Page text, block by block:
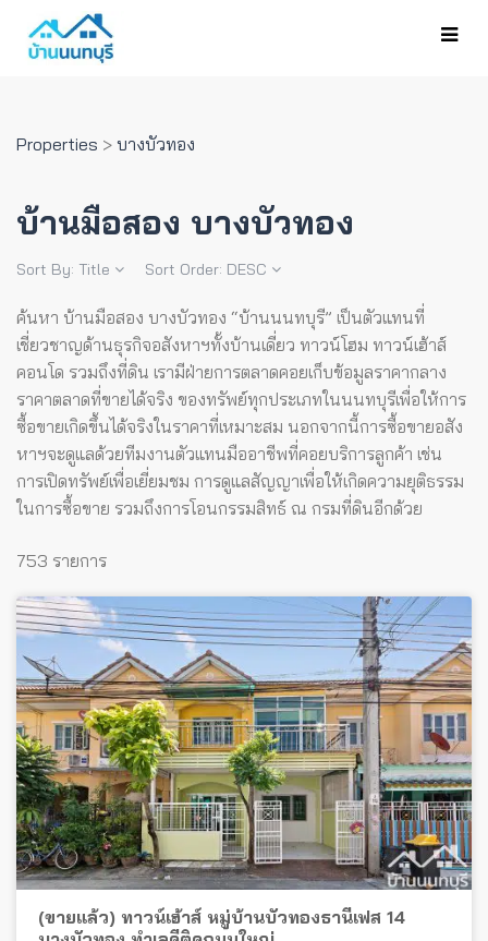
Properties > บางบัวทอง
บ้านมือสอง บางบัวทอง
Sort By: Title Sort Order: DESC
ค้นหา บ้านมือสอง บางบัวทอง “บ้านนนทบุรี” เป็นตัวแทนที่
เชี่ยวชาญด้านธุรกิจอสังหาฯทั้งบ้านเดี่ยว ทาวน์โฮม ทาวน์เฮ้าส์
คอนโด รวมถึงที่ดิน เรามีฝ่ายการตลาดคอยเก็บข้อมูลราคากลาง
ราคาตลาดที่ขายได้จริง ของทรัพย์ทุกประเภทในนนทบุรีเพื่อให้การ
ซื้อขายเกิดขึ้นได้จริงในราคาที่เหมาะสม นอกจากนี้การซื้อขายอสัง
หาฯจะดูแลด้วยทีมงานตัวแทนมืออาชีพที่คอยบริการลูกค้า เช่น
การเปิดทรัพย์เพื่อเยี่ยมชม การดูแลสัญญาเพื่อให้เกิดความยุติธรรม
ในการซื้อขาย รวมถึงการโอนกรรมสิทธ์ ณ กรมที่ดินอีกด้วย
753 รายการ
(ขายแล้ว) ทาวน์เฮ้าส์ หมู่บ้านบัวทองธานีเฟส 14